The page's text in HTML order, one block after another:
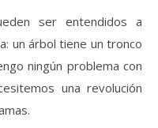
ser entendidos a
un árbol tiene un tronco
ningún problema con
una revolución